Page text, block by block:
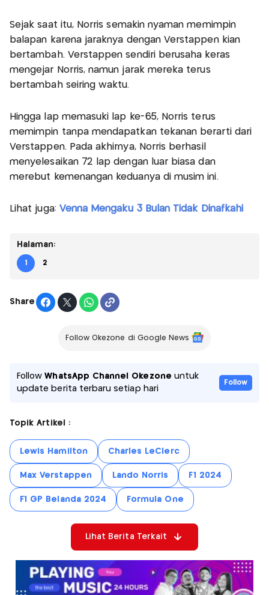
Sejak saat itu, Norris semakin nyaman memimpin
balapan karena jaraknya dengan Verstappen kian
bertambah. Verstappen sendiri berusaha keras
mengejar Norris, namun jarak mereka terus
bertambah seiring waktu.
Hingga lap memasuki lap ke-65, Norris terus
memimpin tanpa mendapatkan tekanan berarti dari
Verstappen. Pada akhirnya, Norris berhasil
menyelesaikan 72 lap dengan luar biasa dan
merebut kemenangan keduanya di musim ini.
Lihat juga: Venna Mengaku 3 Bulan Tidak Dinafkahi
Halaman:
1 2
Share
Follow Okezone di Google News
FollowWhatsApp Channel Okezone untuk
update berita terbaru setiap hari
Follow
Topik Artikel :
Lewis Hamilton Charles LeClerc
Max Verstappen Lando Norris F1 2024
F1 GP Belanda 2024 Formula One
Lihat Berita Terkait